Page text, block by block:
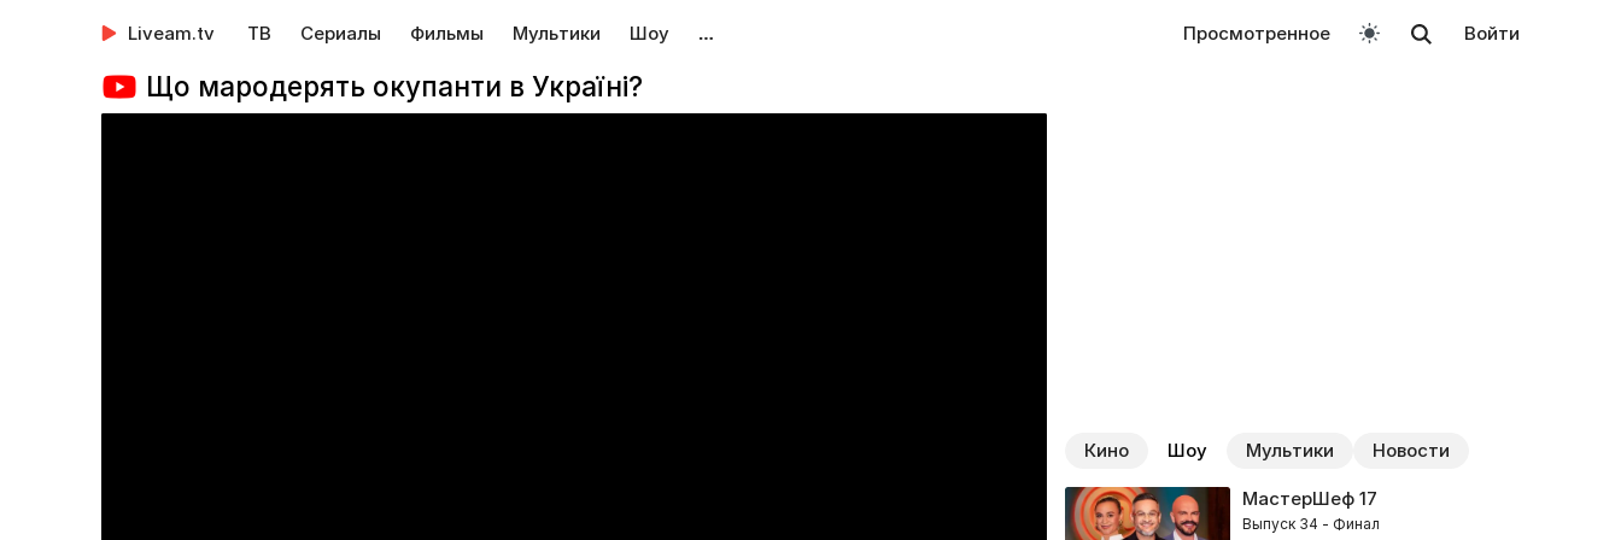
Liveam.tv ТВ Сериалы Фильмы Мультики Шоу … Просмотренное Войти
Що мародерять окупанти в Україні?
Кино Шоу Мультики Новости
МастерШеф17
Выпуск 34 - Финал